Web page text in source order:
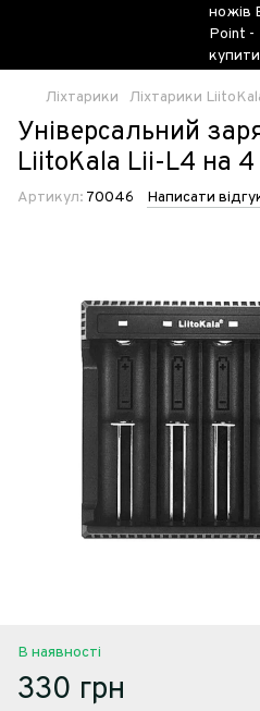
Ліхтарики Ліхтарики
Універсальний
LiitoKala Lii-L4 на
Артикул: 70046 Написати
В наявності
330 грн